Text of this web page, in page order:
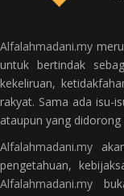
Alfalahmadani.my
untuk bertindak
kekeliruan,
rakyat. Sama ada isu-
ataupun yang
Alfalahmadani.my
pengetahuan,
Alfalahmadani.my